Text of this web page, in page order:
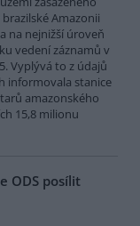
Amazonii
na nejnižší úroveň
vedení záznamů v
Vyplývá to z údajů
informovala stanice
amazonského
15,8 milionu
ODS posílit